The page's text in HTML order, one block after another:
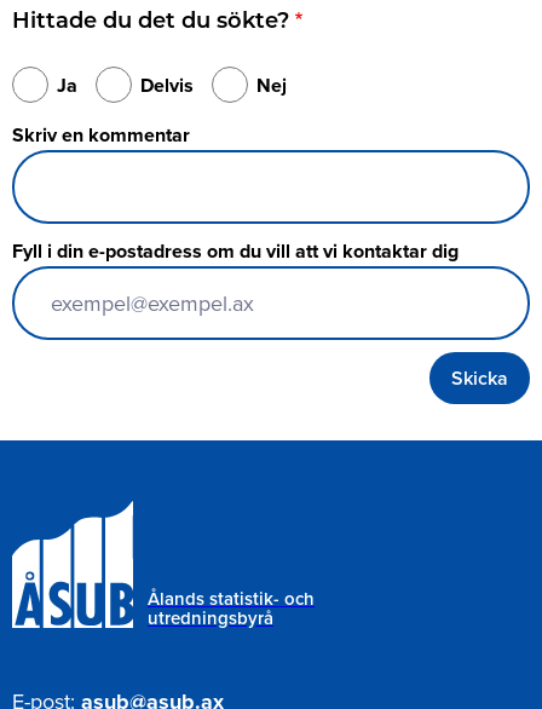
Hittade du det du sökte?
Ja Delvis
Nej
Skriv en kommentar
Fyll i din e-postadress om du vill att vi kontaktar dig
Ålands statistik- och
utredningsbyrå
E-post: asub@asub.ax